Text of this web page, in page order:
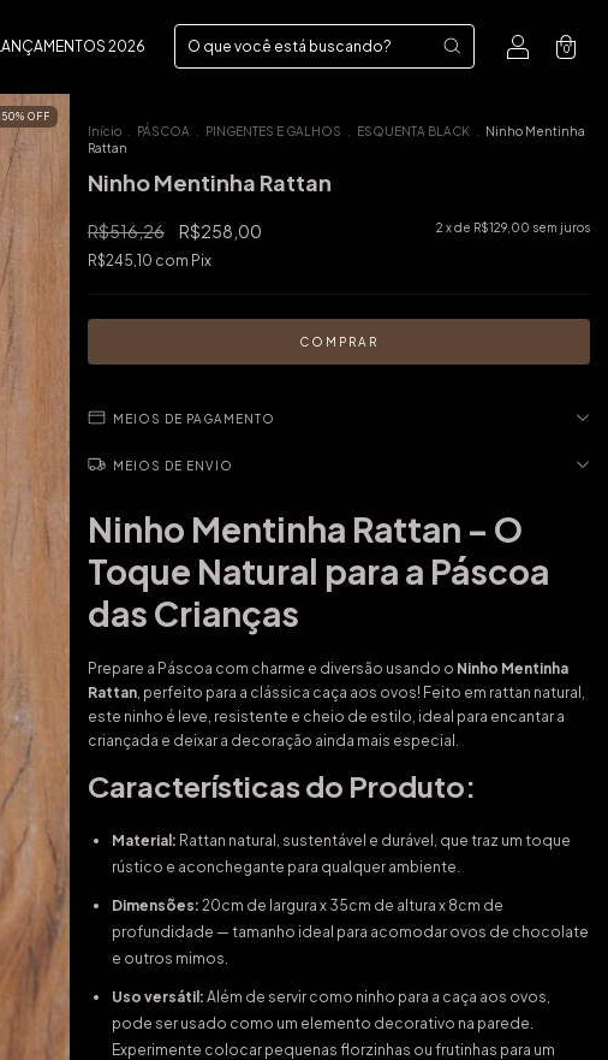
LANÇAMENTOS 2026 0
50% OFF
Início PÁSCOA PINGENTES E GALHOS ESQUENTA BLACK
Ninho Mentinha
Rattan
Ninho Mentinha Rattan
R$516,26 R$258,00 2 x de R$129,00 sem juros
R$245,10 com Pix
MEIOS DE PAGAMENTO
MEIOS DE ENVIO
Ninho Mentinha Rattan – O
Toque Natural para a Páscoa
das Crianças
Prepare a Páscoa com charme e diversão usando o Ninho Mentinha
Rattan , perfeito para a clássica caça aos ovos! Feito em rattan natural,
este ninho é leve, resistente e cheio de estilo, ideal para encantar a
criançada e deixar a decoração ainda mais especial.
Características do Produto:
Material: Rattan natural, sustentável e durável, que traz um toque
rústico e aconchegante para qualquer ambiente.
Dimensões: 20cm de largura x 35cm de altura x 8cm de
profundidade — tamanho ideal para acomodar ovos de chocolate
e outros mimos.
Uso versátil: Além de servir como ninho para a caça aos ovos,
pode ser usado como um elemento decorativo na parede.
Experimente colocar pequenas florzinhas ou frutinhas para um